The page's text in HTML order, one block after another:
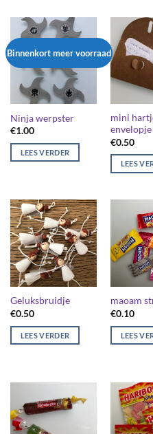
Binnenkort meer voorraad
Ninja werpster
€1.00
LEES VERDER
mini
envelopje
€0.50
LEES
Geluksbruidje
€0.50
LEES VERDER
maoam
€0.10
LEES